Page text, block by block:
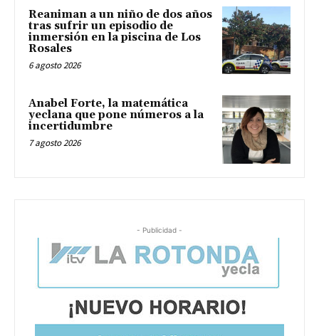
Reaniman a un niño de dos años
tras sufrir un episodio de
inmersión en la piscina de Los
Rosales
6 agosto 2026
Anabel Forte, la matemática
yeclana que pone números a la
incertidumbre
7 agosto 2026
- Publicidad -